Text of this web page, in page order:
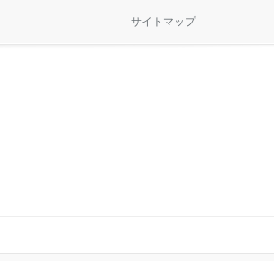
サイトマップ